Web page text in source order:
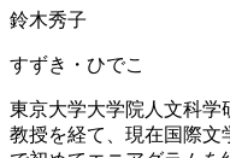
鈴木秀子
すずき・ひでこ
東京大学大学院人文科学
教授を経て、現在国際文